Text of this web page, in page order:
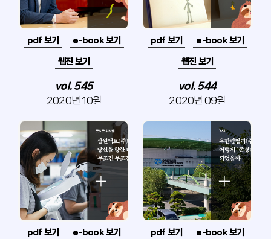
pdf 보기 e-book 보기
웹진 보기
vol. 545
2020년 10월
pdf 보기 e-book 보기
웹진 보기
vol. 544
2020년 09월
pdf 보기 e-book 보기 pdf 보기 e-book 보기